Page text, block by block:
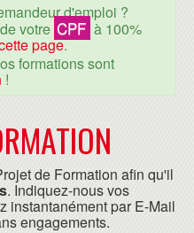
d'emploi ?
votre CPF à 100%
page.
formations sont
!
de Formation afin qu'il
. Indiquez-nous vos
instantanément par E-Mail
engagements.